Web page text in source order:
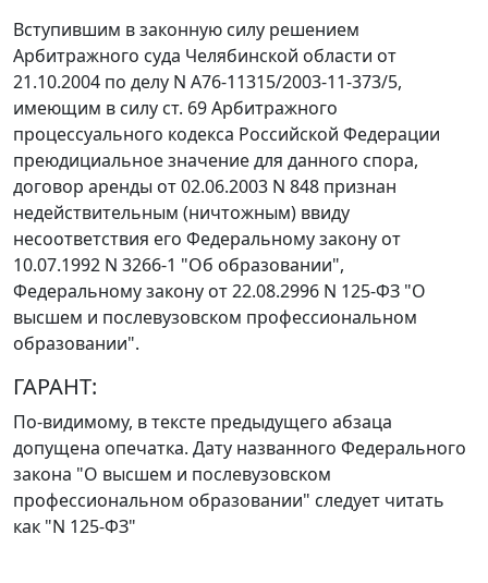
Вступившим в законную силу решением
Арбитражного суда Челябинской области от
21.10.2004 по делу N А76-11315/2003-11-373/5,
имеющим в силу ст. 69Арбитражного
процессуального кодекса Российской Федерации
преюдициальное значение для данного спора,
договор аренды от 02.06.2003 N 848 признан
недействительным (ничтожным) ввиду
несоответствия его Федеральному закону от
10.07.1992 N 3266-1 "Об образовании",
Федеральному закону от 22.08.2996 N 125-ФЗ "О
высшем и послевузовском профессиональном
образовании".
ГАРАНТ:
По-видимому, в тексте предыдущего абзаца
допущена опечатка. Дату названного Федерального
закона "О высшем и послевузовском
профессиональном образовании" следует читать
как "N 125-ФЗ"